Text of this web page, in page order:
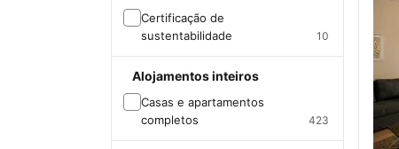
Certificação de
sustentabilidade
10
Alojamentos inteiros
Casas e apartamentos
completos
423